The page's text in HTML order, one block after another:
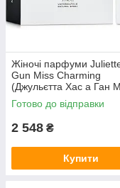
Жіночі парфуми
Gun Miss Charming
(Джульєтта Хас а Ган
Чармінг) Парфумована
100 ml/мл
Готово до відправки
2 548 ₴
Купити